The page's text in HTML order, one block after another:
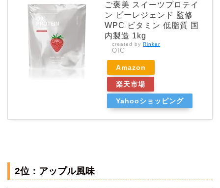
ご褒美 スイーツプロテイ
ン ビーレジェンド 監修
WPC ビタミン 低脂質 国
内製造 1kg
created by Rinker
OIC
Amazon
楽天市場
Yahooショッピング
2位：アップル風味